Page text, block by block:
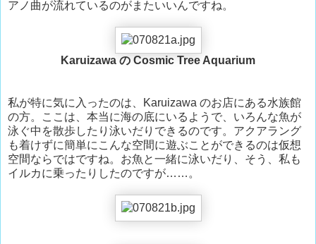
アノ曲が流れているのがまたいいんですね。
Karuizawa の Cosmic Tree Aquarium
私が特に気に入ったのは、Karuizawa のお店にある水族館
の方。ここは、本当に海の底にいるようで、いろんな魚が
泳ぐ中を散歩したり泳いだりできるのです。アクアラング
も着けずに簡単にこんな空間に遊ぶことができるのは仮想
空間ならではですね。お魚と一緒に泳いだり、そう、私も
イルカに乗ったりしたのですが……。